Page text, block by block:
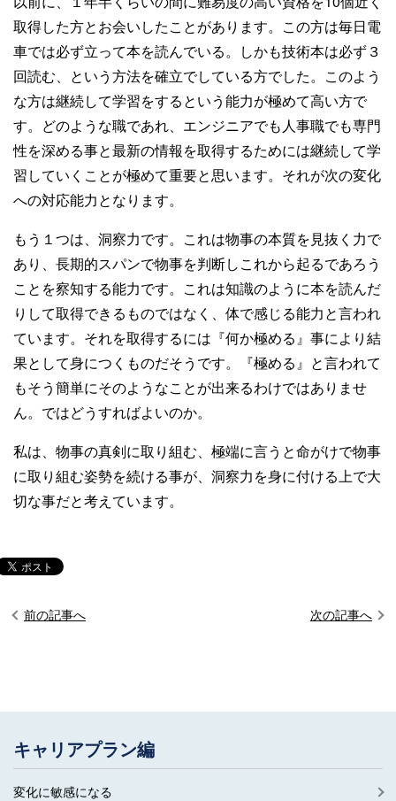
取得した方とお会いしたことがあります。この方は毎日電
車では必ず立って本を読んでいる。しかも技術本は必ず３
回読む、という方法を確立でしている方でした。このよう
な方は継続して学習をするという能力が極めて高い方で
す。どのような職であれ、エンジニアでも人事職でも専門
性を深める事と最新の情報を取得するためには継続して学
習していくことが極めて重要と思います。それが次の変化
への対応能力となります。
もう１つは、洞察力です。これは物事の本質を見抜く力で
あり、長期的スパンで物事を判断しこれから起るであろう
ことを察知する能力です。これは知識のように本を読んだ
りして取得できるものではなく、体で感じる能力と言われ
ています。それを取得するには『何か極める』事により結
果として身につくものだそうです。『極める』と言われて
もそう簡単にそのようなことが出来るわけではありませ
ん。ではどうすればよいのか。
私は、物事の真剣に取り組む、極端に言うと命がけで物事
に取り組む姿勢を続ける事が、洞察力を身に付ける上で大
切な事だと考えています。
前の記事へ 次の記事へ
キャリアプラン編
変化に敏感になる